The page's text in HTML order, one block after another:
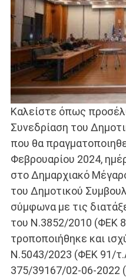
Καλείστε όπως
Συνεδρίαση του
που θα
Φεβρουαρίου 2024,
στο Δημαρχιακό
του Δημοτικού
σύμφωνα με τις
του Ν.3852/2010 (ΦΕΚ
τροποποιήθηκε και
Ν.5043/2023 (ΦΕΚ 91/
375/39167/02-06-